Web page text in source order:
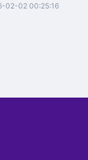
02-02 00:25:16